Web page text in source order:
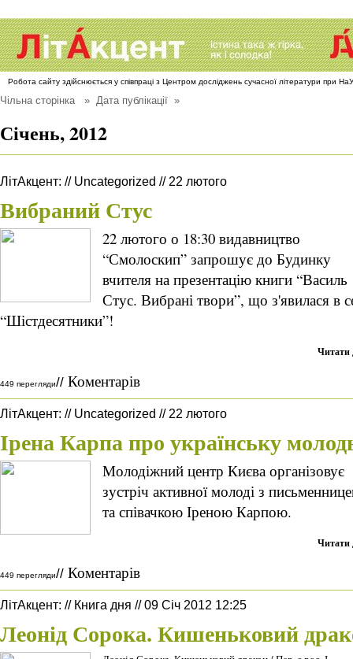
Робота сайту здійснюється у співпраці з Центром досліджень сучасної літератури при
Чільна сторінка» Дата публікації »
Січень, 2012
ЛітАкцент: // Uncategorized // 22 лютого
Вибраний Стус
22 лютого о 18:30 видавництво
“Смолоскип” запрошує до Будинку
вчителя на презентацію книги “Василь
Стус. Вибрані твори”, що з'явилася в
“Шістдесятники”!
Читати
449 перегляди// Коментарів
ЛітАкцент: // Uncategorized // 22 лютого
Ірена Карпа про українську
Молодіжний центр Києва організовує
зустріч активної молоді з
та співачкою Іреною Карпою.
Читати
449 перегляди// Коментарів
ЛітАкцент: // Книга дня //09 Січ 2012 12:25
Леонід Сорока. Кишеньковий